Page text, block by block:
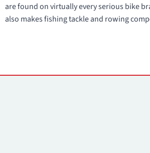
are found on virtually every serious bike
also makes fishing tackle and rowing